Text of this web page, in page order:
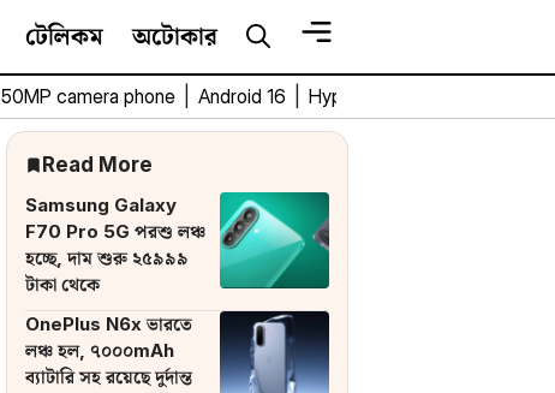
টেলিকম অটোকার
50MP camera phone Android 16 HyperOS 3
Read More
Samsung Galaxy
F70 Pro 5G পরশু লঞ্চ
হচ্ছে, দাম শুরু ২৫৯৯৯
টাকা থেকে
OnePlus N6x ভারতে
লঞ্চ হল, ৭০০০mAh
ব্যাটারি সহ রয়েছে দুর্দান্ত